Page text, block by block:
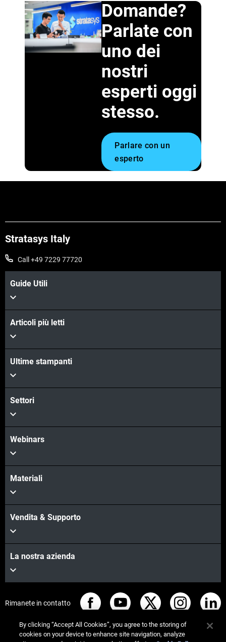
Domande?
Parlate con
uno dei
nostri
esperti oggi
stesso.
Parlare con un
esperto
Stratasys Italy
Call +49 7229 77720
Guide Utili
Articoli più letti
Ultime stampanti
Settori
Webinars
Materiali
Vendita & Supporto
La nostra azienda
Rimanete in contatto
By clicking “Accept All Cookies”, you agree to the storing of
cookies on your device to enhance site navigation, analyze